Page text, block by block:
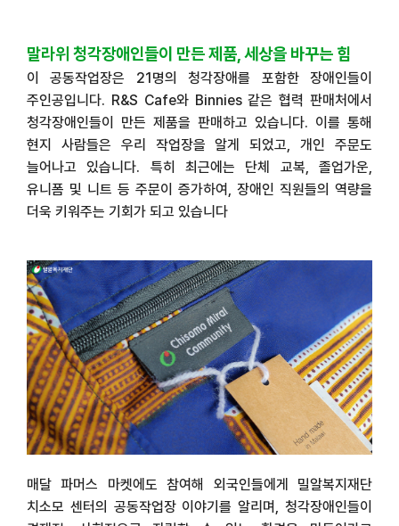
말라위 청각장애인들이 만든 제품,세상을 바꾸는 힘
이 공동작업장은 21명의 청각장애를 포함한 장애인들이
주인공입니다. R&S Cafe와 Binnies같은 협력 판매처에서
청각장애인들이 만든 제품을 판매하고 있습니다. 이를 통해
현지 사람들은 우리 작업장을 알게 되었고 ,개인 주문도
늘어나고 있습니다. 특히 최근에는 단체 교복 ,졸업가운
유니폼 및 니트 등 주문이 증가하여
장애인 직원들의 역량을
더욱 키워주는 기회가 되고 있습니다
매달 파머스 마켓에도 참여해 외국인들에게 밀알복지재단
치소모 센터의 공동작업장 이야기를 알리며 ,청각장애인들이